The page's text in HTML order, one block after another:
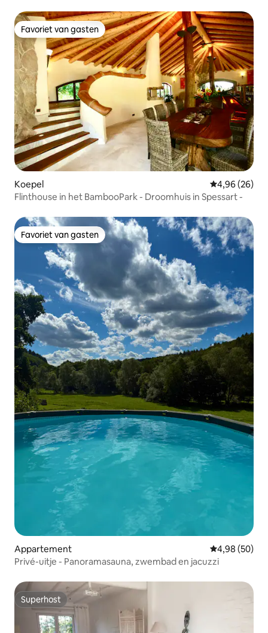
Favoriet van gasten
Favoriet van gasten
Koepel Gemiddelde
4,96 (26)
Flinthouse in het BambooPark - Droomhuis in Spessart -
Favoriet van gasten
Favoriet van gasten
Appartement Gemiddelde
4,98 (50)
Privé-uitje - Panoramasauna, zwembad en jacuzzi
Superhost
Superhost